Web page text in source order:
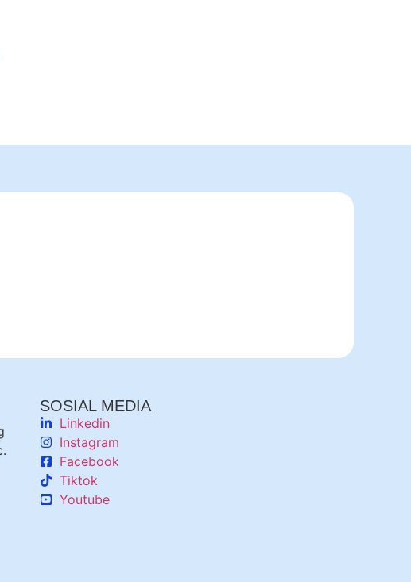
SOSIAL MEDIA
Linkedin
Instagram
Facebook
Tiktok
Youtube